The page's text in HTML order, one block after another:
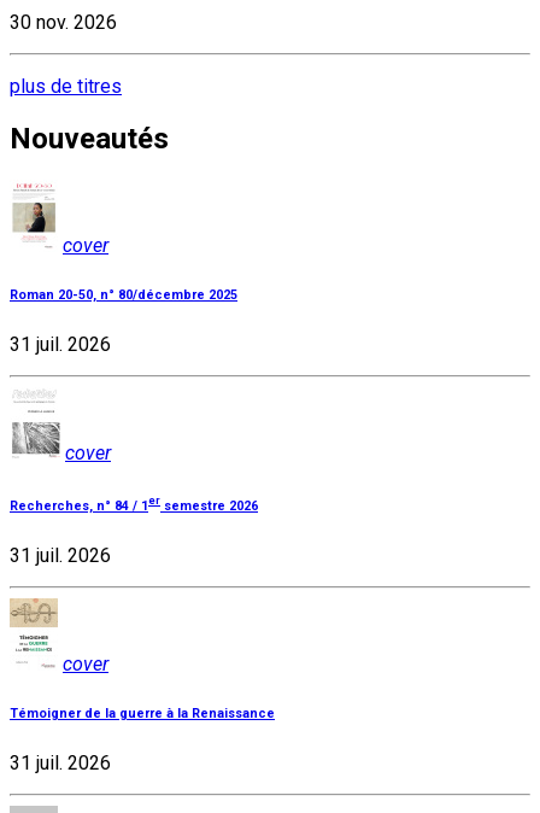
30 nov. 2026
plus de titres
Nouveautés
cover
Roman 20-50, n° 80/décembre 2025
31 juil. 2026
cover
Recherches, n° 84 / 1er semestre 2026
31 juil. 2026
cover
Témoigner de la guerre à la Renaissance
31 juil. 2026